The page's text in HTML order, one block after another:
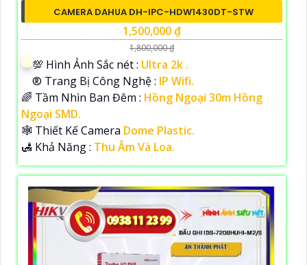
CAMERA DAHUA DH-IPC-HDW1430DT-STW
1,500,000 ₫
1,800,000 ₫
💯 Hình Ảnh Sắc nét : Ultra 2k .
®️ Trang Bị Công Nghệ : IP Wifi.
🌈 Tầm Nhìn Ban Đêm : Hồng Ngoại 30m Hồng
Ngoại SMD.
🕸️ Thiết Kế Camera Dome Plastic.
️🛃 Khả Năng : Thu Âm Và Loa.